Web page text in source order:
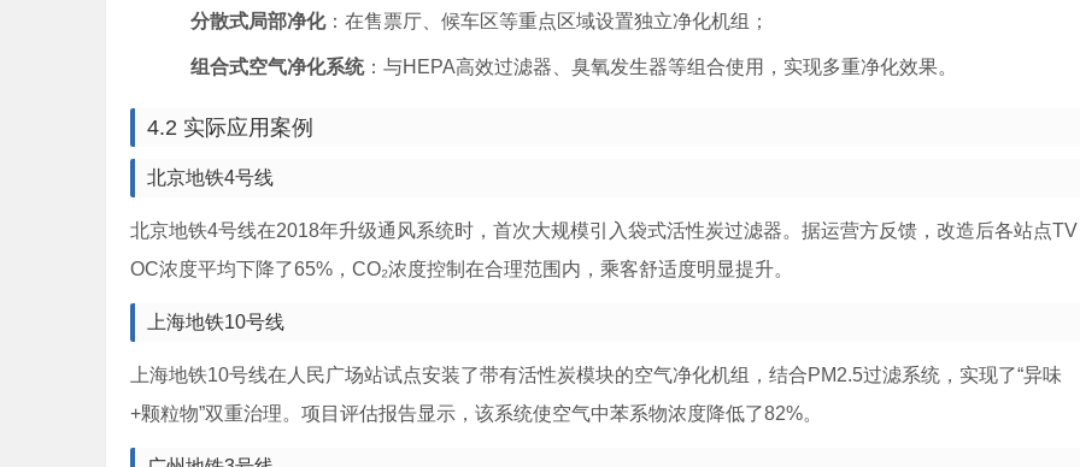
分散式局部净化：在售票厅、候车区等重点区域设置独立净化机组；
组合式空气净化系统：与HEPA高效过滤器、臭氧发生器等组合使用，实现多重净化效果。
4.2 实际应用案例
北京地铁4号线
北京地铁4号线在2018年升级通风系统时，首次大规模引入袋式活性炭过滤器。据运营方反馈，改造后各站点TV
OC浓度平均下降了65%，CO₂浓度控制在合理范围内，乘客舒适度明显提升。
上海地铁10号线
上海地铁10号线在人民广场站试点安装了带有活性炭模块的空气净化机组，结合PM2.5过滤系统，实现了“异味
+颗粒物”双重治理。项目评估报告显示，该系统使空气中苯系物浓度降低了82%。